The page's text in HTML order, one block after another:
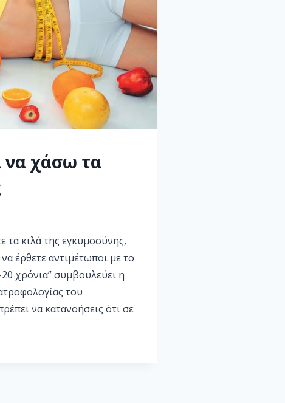
να χάσω τα
τα κιλά της εγκυμοσύνης,
έρθετε αντιμέτωποι με το
χρόνια” συμβουλεύει η
του
να κατανοήσεις ότι σε